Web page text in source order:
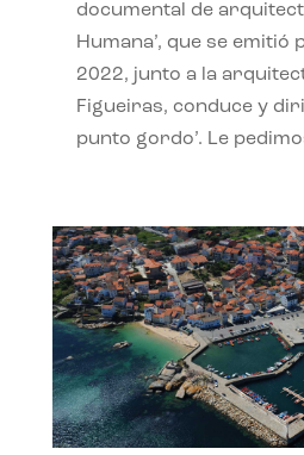
documental de
Humana’, que se emitió
2022, junto a la
Figueiras, conduce y
punto gordo’. Le